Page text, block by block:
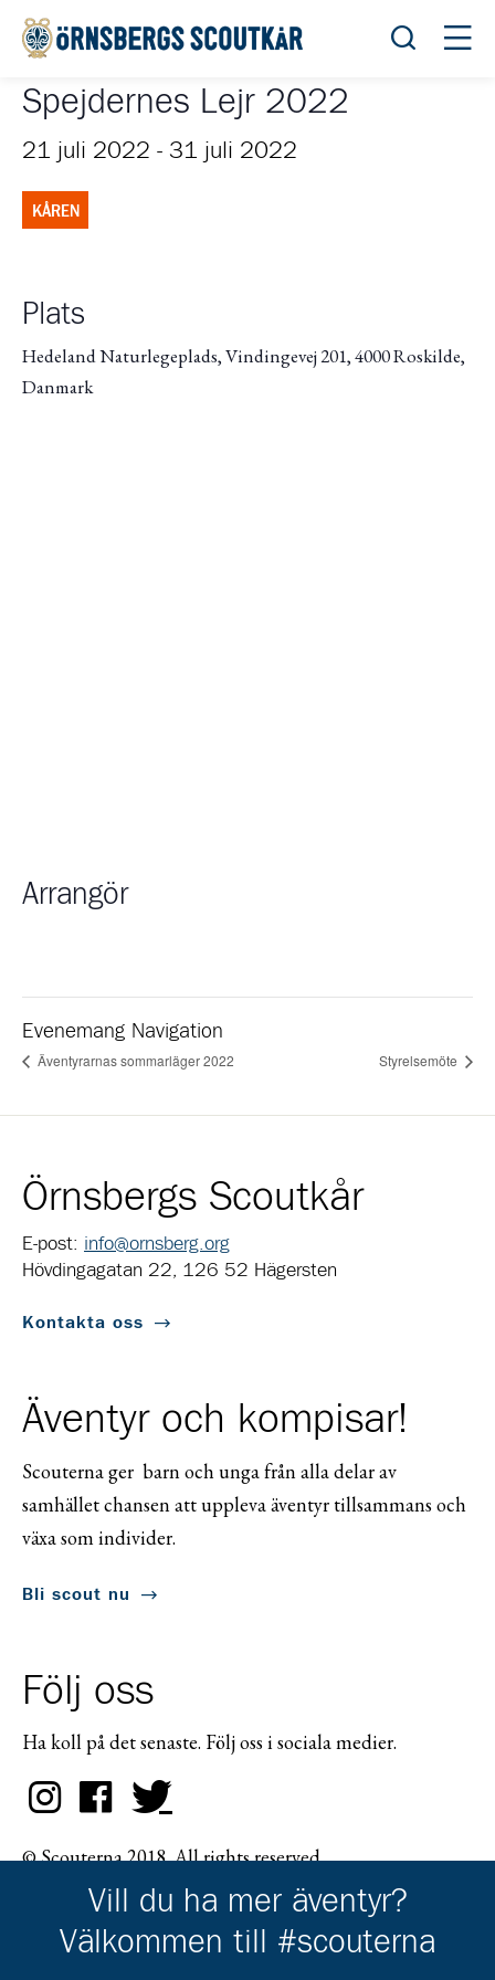
Öppna
Spejdernes Lejr 2022
21 juli 2022 - 31 juli 2022
KÅREN
Plats
Hedeland Naturlegeplads, Vindingevej 201, 4000 Roskilde,
Danmark
Arrangör
Evenemang Navigation
Äventyrarnas sommarläger 2022 Styrelsemöte
Örnsbergs Scoutkår
E-post: info@ornsberg.org
Hövdingagatan 22, 126 52 Hägersten
Kontakta oss
Äventyr och kompisar!
Scouterna ger barn och unga från alla delar av
samhället chansen att uppleva äventyr tillsammans och
växa som individer.
Bli scout nu
Följ oss
Ha koll på det senaste. Följ oss i sociala medier.
© Scouterna 2018. All rights reserved.
Vill du ha mer äventyr?
Välkommen till #scouterna